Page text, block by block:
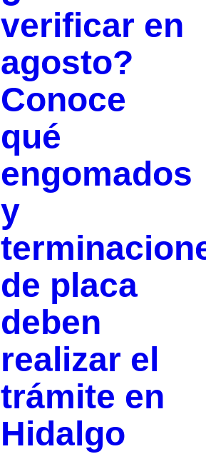
verificar en
agosto?
Conoce
qué
engomados
y
de placa
deben
realizar el
trámite en
Hidalgo